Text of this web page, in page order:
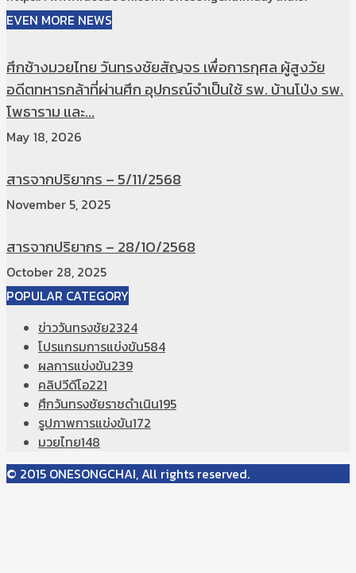
EVEN MORE NEWS
ศึกช้างมวยไทย วันทรงชัยสัญจร เพื่อการกุศล ผู้สูงวัย
อดีตทหารกล้าที่ผ่านศึก อุปกรณ์จำเป็นใช้ รพ. บ้านโป่ง รพ.
โพธาราม และ...
May 18, 2026
สารจากปริยากร – 5/11/2568
November 5, 2025
สารจากปริยากร – 28/10/2568
October 28, 2025
POPULAR CATEGORY
ข่าววันทรงชัย2324
โปรแกรมการแข่งขัน584
ผลการแข่งขัน239
คลิปวีดีโอ221
ศึกวันทรงชัยราชดำเนิน195
รูปภาพการแข่งขัน172
มวยไทย148
© 2015 ONESONGCHAI, All rights reserved.